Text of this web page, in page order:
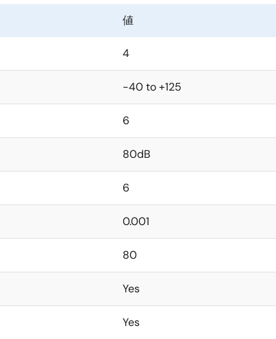
値
4
-40 to +125
6
80dB
6
0.001
80
Yes
Yes